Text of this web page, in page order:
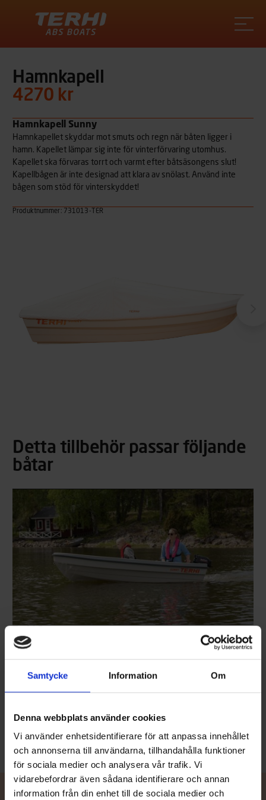
Samtycke Information Om
Denna webbplats använder cookies
Vi använder enhetsidentifierare för att anpassa innehållet
och annonserna till användarna, tillhandahålla funktioner
för sociala medier och analysera vår trafik. Vi
vidarebefordrar även sådana identifierare och annan
information från din enhet till de sociala medier och
Hamnkapell
4270 kr
Hamnkapell Sunny
Hamnkapellet skyddar mot smuts och regn när båten ligger i
hamn. Kapellet lämpar sig inte för vinterförvaring utomhus.
Kapellet ska förvaras torrt och varmt efter båtsäsongens slut!
Kapellbågen är inte designad att klara av snölast. Använd inte
bågen som stöd för vinterskyddet!
Produktnummer: 731013-TER
Detta tillbehör passar följande
båtar
PRIS FRÅN 19900 KR
enkel att transportera t.ex. på biltak eller i en större båts dävert.